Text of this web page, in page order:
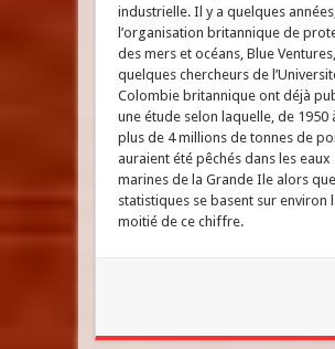
industrielle. Il y a quelques années,
l’organisation britannique de
des mers et océans, Blue
quelques chercheurs de
Colombie britannique ont déjà
une étude selon laquelle, de 1950
plus de 4 millions de tonnes de
auraient été pêchés dans les eaux
marines de la Grande Ile alors
statistiques se basent sur environ
moitié de ce chiffre.